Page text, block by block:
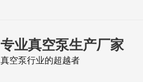
专业真空泵生产厂家
真空泵行业的超越者